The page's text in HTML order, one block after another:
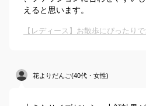
えると思います。
花よりだんご(40代・女性)